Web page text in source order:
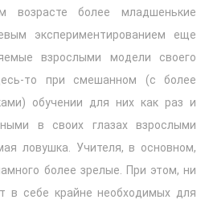
возрасте более младшенькие
экспериментированием еще
взрослыми модели своего
то при смешанном (с более
обучении для них как раз и
в своих глазах взрослыми
ловушка. Учителя, в основном,
более зрелые. При этом, ни
в себе крайне необходимых для